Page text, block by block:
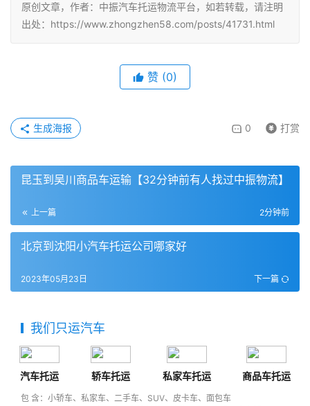
原创文章，作者：中振汽车托运物流平台，如若转载，请注明
出处：https://www.zhongzhen58.com/posts/41731.html
赞 (0)
0 打赏
生成海报
昆玉到吴川商品车运输【32分钟前有人找过中振物流】
上一篇 2分钟前
北京到沈阳小汽车托运公司哪家好
下一篇
2023年05月23日
我们只运汽车
汽车托运 轿车托运 私家车托运 商品车托运
包 含：小轿车、私家车、二手车、SUV、皮卡车、面包车